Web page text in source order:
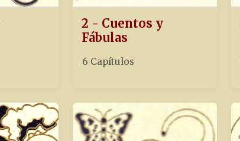
2 - Cuentos y
Fábulas
6 Capítulos